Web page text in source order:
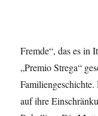
Fremde“, das es in
„Premio Strega“
auf ihre